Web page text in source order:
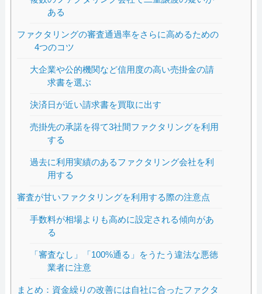
ある
ファクタリングの審査通過率をさらに高めるための
4つのコツ
大企業や公的機関など信用度の高い売掛金の請
求書を選ぶ
決済日が近い請求書を買取に出す
売掛先の承諾を得て3社間ファクタリングを利用
する
過去に利用実績のあるファクタリング会社を利
用する
審査が甘いファクタリングを利用する際の注意点
手数料が相場よりも高めに設定される傾向があ
る
「審査なし」「100%通る」をうたう違法な悪徳
業者に注意
まとめ：資金繰りの改善には自社に合ったファクタ